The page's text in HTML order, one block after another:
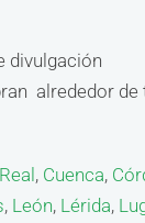
divulgación
alrededor de
, Cuenca,
, León, Lérida,